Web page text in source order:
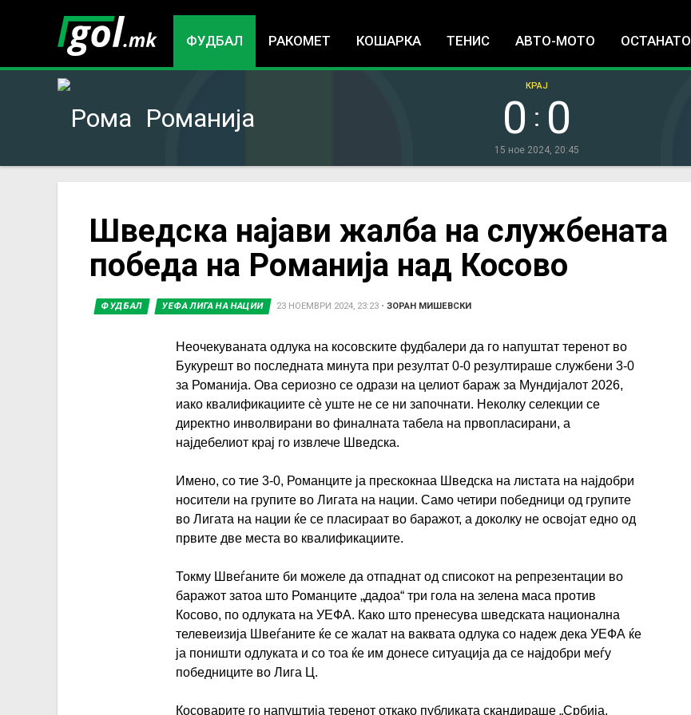
ФУДБАЛ РАКОМЕТ КОШАРКА ТЕНИС АВТО-МОТО ОСТАНАТО
Романија 0 : 0
КРАЈ
15 ное 2024, 20:45
here
Шведска најави жалба на службената
победа на Романија над Косово
ФУДБАЛ УЕФА ЛИГА НА НАЦИИ 23 НОЕМВРИ 2024, 23:23 •ЗОРАН МИШЕВСКИ
Неочекуваната одлука на косовските фудбалери да го напуштат теренот во
Букурешт во последната минута при резултат 0-0 резултираше службени 3-0
за Романија. Ова сериозно се одрази на целиот бараж за Мундијалот 2026,
иако квалификациите сѐ уште не се ни започнати. Неколку селекции се
директно инволвирани во финалната табела на првопласирани, а
најдебелиот крај го извлече Шведска.
Имено, со тие 3-0, Романците ја прескокнаа Шведска на листата на најдобри
носители на групите во Лигата на нации. Само четири победници од групите
во Лигата на нации ќе се пласираат во баражот, а доколку не освојат едно од
првите две места во квалификациите.
Токму Швеѓаните би можеле да отпаднат од списокот на репрезентации во
баражот затоа што Романците „дадоа“ три гола на зелена маса против
Косово, по одлуката на УЕФА. Како што пренесува шведската национална
телевеизија Швеѓаните ќе се жалат на ваквата одлука со надеж дека УЕФА ќе
ја поништи одлуката и со тоа ќе им донесе ситуација да се најдобри меѓу
победниците во Лига Ц.
Косоварите го напуштија теренот откако публиката скандираше „Србија,